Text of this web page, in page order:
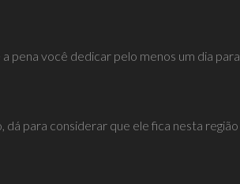
a pena você dedicar pelo menos um dia para
dá para considerar que ele fica nesta região